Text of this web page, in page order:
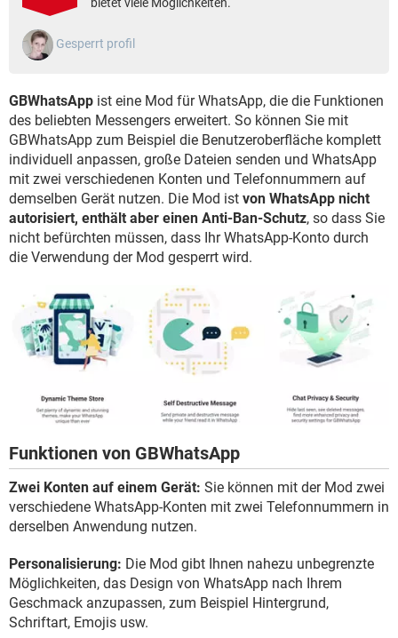
FACEBOOK HARDWARE
Gesperrt profil
GBWhatsApp ist eine Mod für WhatsApp, die die Funktionen
des beliebten Messengers erweitert. So können Sie mit
GBWhatsApp zum Beispiel die Benutzeroberfläche komplett
individuell anpassen, große Dateien senden und WhatsApp
mit zwei verschiedenen Konten und Telefonnummern auf
demselben Gerät nutzen. Die Mod ist von WhatsApp nicht
autorisiert, enthält aber einen Anti-Ban-Schutz, so dass Sie
nicht befürchten müssen, dass Ihr WhatsApp-Konto durch
die Verwendung der Mod gesperrt wird.
Funktionen von GBWhatsApp
Zwei Konten auf einem Gerät: Sie können mit der Mod zwei
verschiedene WhatsApp-Konten mit zwei Telefonnummern in
derselben Anwendung nutzen.
Personalisierung: Die Mod gibt Ihnen nahezu unbegrenzte
Möglichkeiten, das Design von WhatsApp nach Ihrem
Geschmack anzupassen, zum Beispiel Hintergrund,
Schriftart, Emojis usw.